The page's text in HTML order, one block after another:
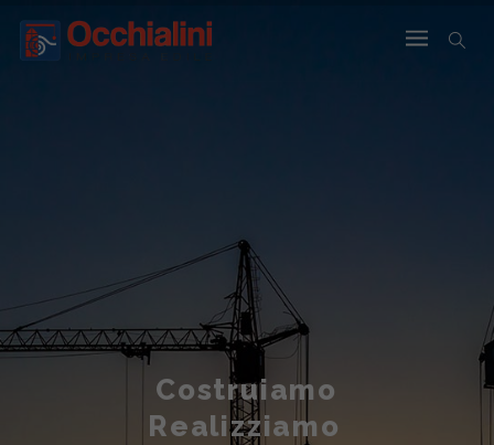
Costruiamo
Realizziamo